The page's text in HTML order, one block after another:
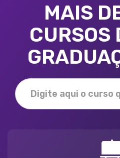
MAIS
CURSOS